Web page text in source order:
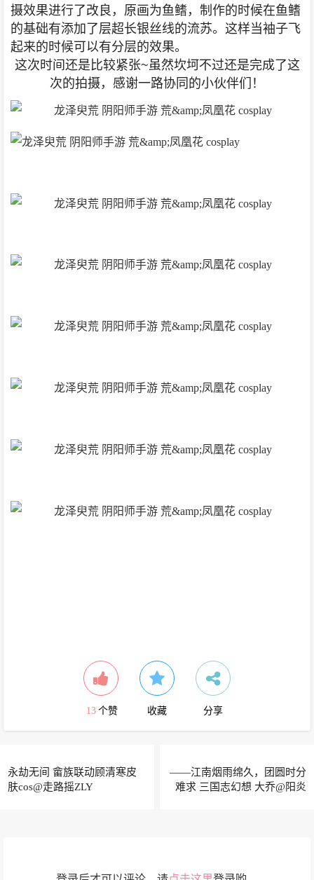
摄效果进行了改良，原画为鱼鳍，制作的时候在鱼鳍
的基础有添加了层超长银丝线的流苏。这样当袖子飞
起来的时候可以有分层的效果。
这次时间还是比较紧张~虽然坎坷不过还是完成了这
次的拍摄，感谢一路协同的小伙伴们！
13 个赞 收藏 分享
永劫无间 畲族联动顾清寒皮
肤cos@走路摇ZLY
——江南烟雨绵久，团圆时分
难求 三国志幻想 大乔@阳炎